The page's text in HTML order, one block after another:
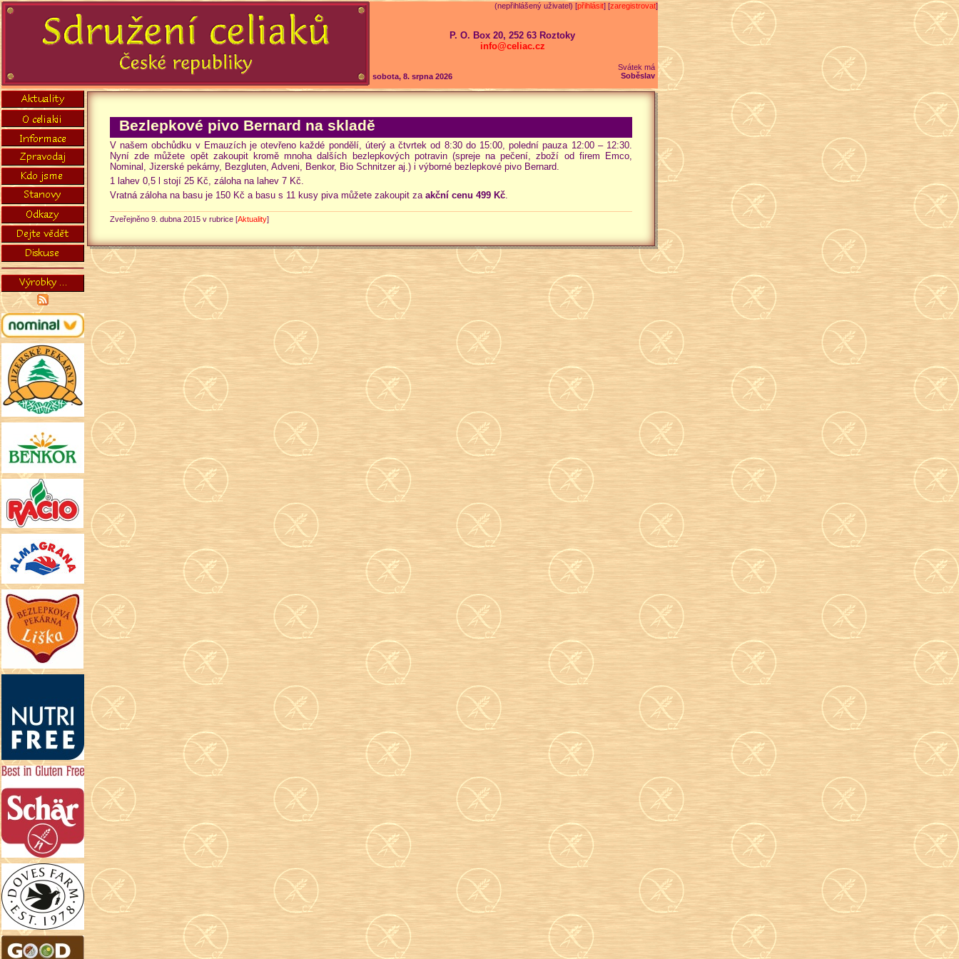
(nepřihlášený uživatel) [přihlásit] [zaregistrovat]
sobota, 8. srpna 2026
Svátek má
Soběslav
P. O. Box 20, 252 63 Roztoky
info@celiac.cz
Bezlepkové pivo Bernard na skladě
V našem obchůdku v Emauzích je otevřeno každé pondělí, úterý a čtvrtek od 8:30 do 15:00, polední pauza 12:00 – 12:30.
Nyní zde můžete opět zakoupit kromě mnoha dalších bezlepkových potravin (spreje na pečení, zboží od firem Emco,
Nominal, Jizerské pekárny, Bezgluten, Adveni, Benkor, Bio Schnitzer aj.) i výborné bezlepkové pivo Bernard.
1 lahev 0,5 l stojí 25 Kč, záloha na lahev 7 Kč.
Vratná záloha na basu je 150 Kč a basu s 11 kusy piva můžete zakoupit za akční cenu 499 Kč.
Zveřejněno 9. dubna 2015 v rubrice [Aktuality]